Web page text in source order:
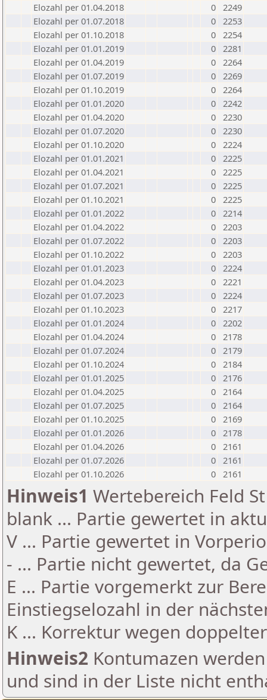
Elozahl per 01.04.2018
0 2249
Elozahl per 01.07.2018
0 2253
Elozahl per 01.10.2018
0 2254
Elozahl per 01.01.2019
0 2281
Elozahl per 01.04.2019
0 2264
Elozahl per 01.07.2019
0 2269
Elozahl per 01.10.2019
0 2264
Elozahl per 01.01.2020
0 2242
Elozahl per 01.04.2020
0 2230
Elozahl per 01.07.2020
0 2230
Elozahl per 01.10.2020
0 2224
Elozahl per 01.01.2021
0 2225
Elozahl per 01.04.2021
0 2225
Elozahl per 01.07.2021
0 2225
Elozahl per 01.10.2021
0 2225
Elozahl per 01.01.2022
0 2214
Elozahl per 01.04.2022
0 2203
Elozahl per 01.07.2022
0 2203
Elozahl per 01.10.2022
0 2203
Elozahl per 01.01.2023
0 2224
Elozahl per 01.04.2023
0 2221
Elozahl per 01.07.2023
0 2224
Elozahl per 01.10.2023
0 2217
Elozahl per 01.01.2024
0 2202
Elozahl per 01.04.2024
0 2178
Elozahl per 01.07.2024
0 2179
Elozahl per 01.10.2024
0 2184
Elozahl per 01.01.2025
0 2176
Elozahl per 01.04.2025
0 2164
Elozahl per 01.07.2025
0 2164
Elozahl per 01.10.2025
0 2169
Elozahl per 01.01.2026
0 2178
Elozahl per 01.04.2026
0 2161
Elozahl per 01.07.2026
0 2161
Elozahl per 01.10.2026
0 2161
Hinweis1 Wertebereich Feld
blank ... Partie gewertet in
V ... Partie gewertet in
- ... Partie nicht gewertet, da
E ... Partie vorgemerkt zur
Einstiegselozahl in der
K ... Korrektur wegen
Hinweis2 Kontumazen
und sind in der Liste nicht